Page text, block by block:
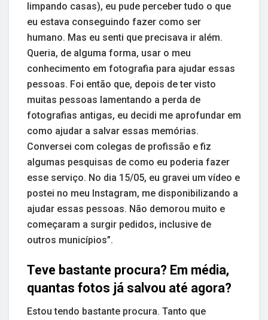
limpando casas), eu pude perceber tudo o que
eu estava conseguindo fazer como ser
humano. Mas eu senti que precisava ir além.
Queria, de alguma forma, usar o meu
conhecimento em fotografia para ajudar essas
pessoas. Foi então que, depois de ter visto
muitas pessoas lamentando a perda de
fotografias antigas, eu decidi me aprofundar em
como ajudar a salvar essas memórias.
Conversei com colegas de profissão e fiz
algumas pesquisas de como eu poderia fazer
esse serviço. No dia 15/05, eu gravei um vídeo e
postei no meu Instagram, me disponibilizando a
ajudar essas pessoas. Não demorou muito e
começaram a surgir pedidos, inclusive de
outros municípios”.
Teve bastante procura? Em média,
quantas fotos já salvou até agora?
Estou tendo bastante procura. Tanto que